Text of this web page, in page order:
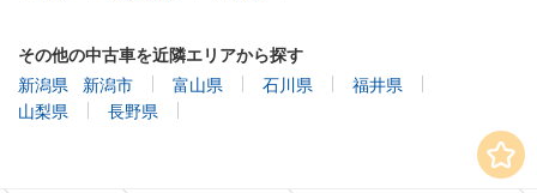
その他の中古車を近隣エリアから探す
新潟県
新潟市 富山県 石川県
福井県
山梨県
長野県